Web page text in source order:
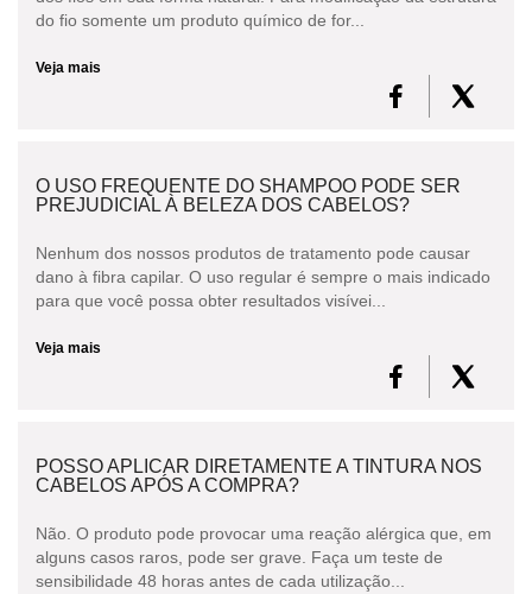
do fio somente um produto químico de for...
Veja mais
O USO FREQUENTE DO SHAMPOO PODE SER
PREJUDICIAL À BELEZA DOS CABELOS?
Nenhum dos nossos produtos de tratamento pode causar
dano à fibra capilar. O uso regular é sempre o mais indicado
para que você possa obter resultados visívei...
Veja mais
POSSO APLICAR DIRETAMENTE A TINTURA NOS
CABELOS APÓS A COMPRA?
Não. O produto pode provocar uma reação alérgica que, em
alguns casos raros, pode ser grave. Faça um teste de
sensibilidade 48 horas antes de cada utilização...